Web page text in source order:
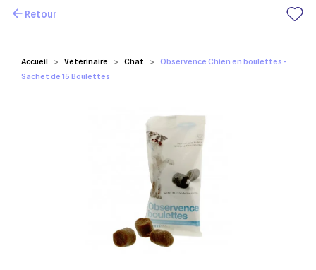
Mes favoris
Accueil Vétérinaire Chat
Observence Chien en boulettes -
Sachet de 15 Boulettes
Retour